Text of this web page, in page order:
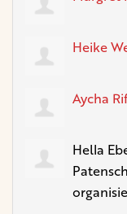
Heike
Aycha
Hella